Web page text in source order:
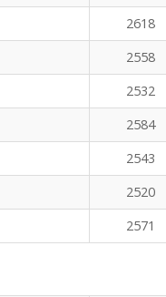
2618
2558
2532
2584
2543
2520
2571